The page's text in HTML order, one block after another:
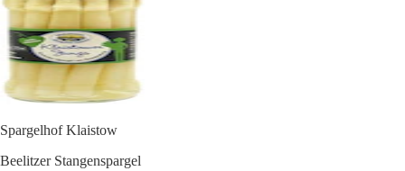
Spargelhof Klaistow
Beelitzer Stangenspargel